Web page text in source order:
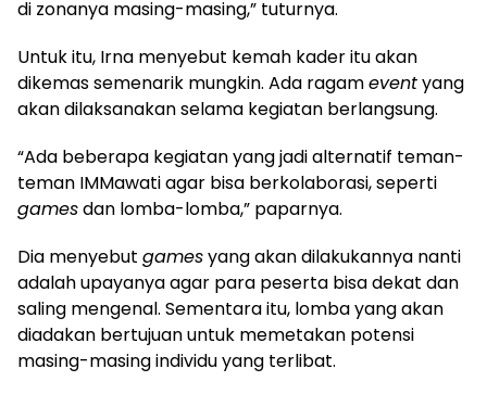
di zonanya masing-masing,” tuturnya.
Untuk itu, Irna menyebut kemah kader itu akan
dikemas semenarik mungkin. Ada ragameventyang
akan dilaksanakan selama kegiatan berlangsung.
“Ada beberapa kegiatan yang jadi alternatif teman-
teman IMMawati agar bisa berkolaborasi, seperti
gamesdan lomba-lomba,” paparnya.
Dia menyebut gamesyang akan dilakukannya nanti
adalah upayanya agar para peserta bisa dekat dan
saling mengenal. Sementara itu, lomba yang akan
diadakan bertujuan untuk memetakan potensi
masing-masing individu yang terlibat.